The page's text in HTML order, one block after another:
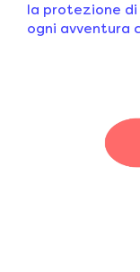
la protezione
ogni avventura